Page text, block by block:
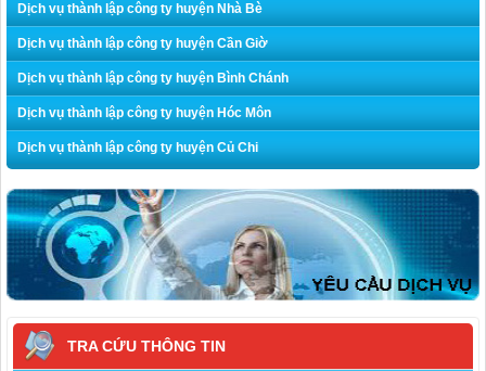
Dịch vụ thành lập công ty huyện Nhà Bè
Dịch vụ thành lập công ty huyện Cần Giờ
Dịch vụ thành lập công ty huyện Bình Chánh
Dịch vụ thành lập công ty huyện Hóc Môn
Dịch vụ thành lập công ty huyện Củ Chi
TRA CỨU THÔNG TIN